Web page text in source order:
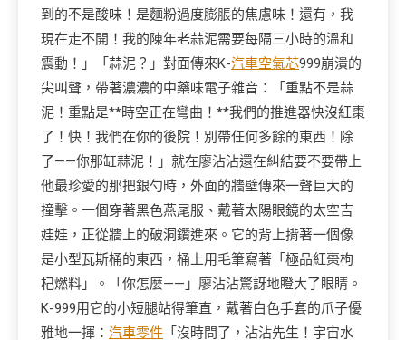
到的不是酸味！是麵粉過度膨脹的焦慮味！還有，我
現在走不開！我的陳年老蒜泥需要每隔三小時的溫和
震動！」「蒜泥？」對面傳來K-汽車空氣芯999崩潰的
尖叫聲，帶著濃濃的中藥味電子雜音：「重點不是蒜
泥！重點是**時空正在彎曲！**我們的推進器快沒紅棗
了！快！我們在你的後院！別帶任何多餘的東西！除
了——你那缸蒜泥！」就在廖沾沾還在糾結要不要帶上
他最珍愛的那把銀勺時，外面的牆壁傳來一聲巨大的
撞擊。一個穿著黑色燕尾服、戴著太陽眼鏡的太空吉
娃娃，正從牆上的破洞鑽進來。它的背上揹著一個像
是小型瓦斯桶的東西，桶上用毛筆寫著「極品紅棗枸
杞燃料」。「你怎麼——」廖沾沾驚訝地瞪大了眼睛。
K-999用它的小短腿站得筆直，戴著白色手套的爪子優
雅地一揮： 汽車零件 「沒時間了，沾沾先生！宇宙水